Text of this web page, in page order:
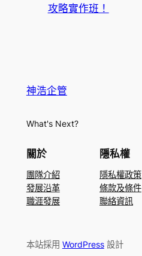
攻略實作班！
神浩企管
What's Next?
關於
團隊介紹
發展沿革
職涯發展
隱私權
隱私權政策
條款及條件
聯絡資訊
本站採用 WordPress設計